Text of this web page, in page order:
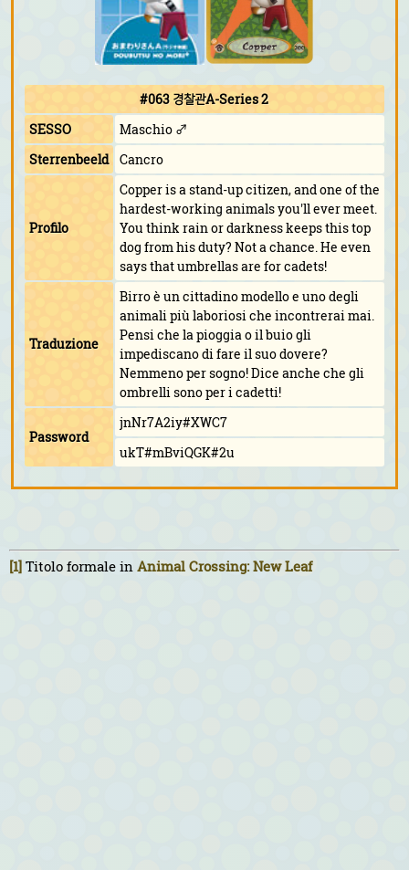
#063 경찰관A-Series 2
SESSO
Maschio ♂
Sterrenbeeld
Cancro
Profilo
Copper is a stand-up citizen, and one of the
hardest-working animals you'll ever meet.
You think rain or darkness keeps this top
dog from his duty? Not a chance. He even
says that umbrellas are for cadets!
Traduzione
Birro è un cittadino modello e uno degli
animali più laboriosi che incontrerai mai.
Pensi che la pioggia o il buio gli
impediscano di fare il suo dovere?
Nemmeno per sogno! Dice anche che gli
ombrelli sono per i cadetti!
Password
jnNr7A2iy#XWC7
ukT#mBviQGK#2u
[1] Titolo formale in Animal Crossing: New Leaf